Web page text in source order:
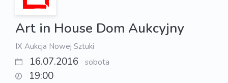
Art in House Dom Aukcyjny
IX Aukcja Nowej Sztuki
16.07.2016 sobota
19:00